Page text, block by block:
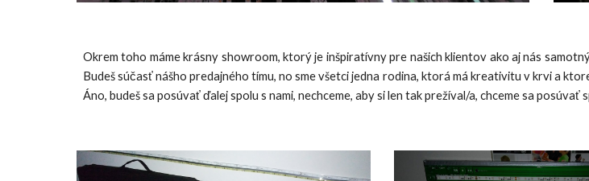
Okrem toho máme krásny showroom, ktorý je inšpiratívny pre našich klientov ako aj nás
Budeš súčasť nášho predajného tímu, no sme všetci jedna rodina, ktorá má kreativitu v krvi a
Áno, budeš sa posúvať ďalej spolu s nami, nechceme, aby si len tak prežíval/a, chceme sa